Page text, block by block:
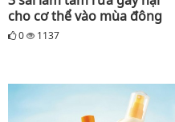
cho cơ thể vào mùa đông
0 1137